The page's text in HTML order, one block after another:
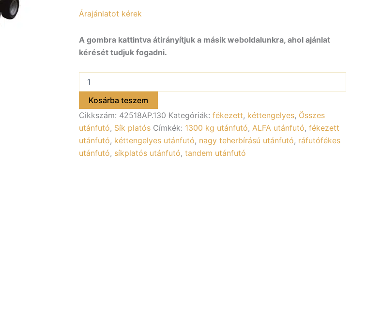
Árajánlatot kérek
A gombra kattintva átirányítjuk a másik weboldalunkra, ahol ajánlat
kérését tudjuk fogadni.
42518AP.130-
kéttengelyes,
2,56×1,8m
1300kg,
fékezett,
Kosárba teszem
Cikkszám: 42518AP.130 Kategóriák: fékezett, kéttengelyes, Összes
utánfutó, Sík platós Címkék: 1300 kg utánfutó, ALFA utánfutó, fékezett
utánfutó, kéttengelyes utánfutó, nagy teherbírású utánfutó, ráfutófékes
utánfutó, síkplatós utánfutó, tandem utánfutó